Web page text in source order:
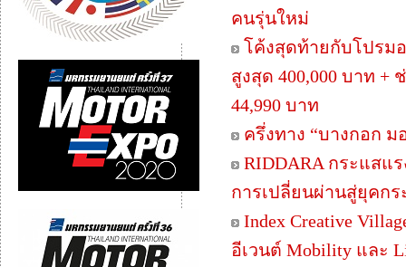
คนรุ่นใหม่
โค้งสุดท้ายกับโปรมอ
สูงสุด 400,000 บาท
44,990 บาท
ครึ่งทาง “บางกอก
RIDDARA กระแสแร
การเปลี่ยนผ่านสู่ยุคก
Index Creative
อีเวนต์ Mobility และ